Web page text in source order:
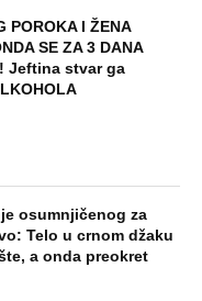
POROKA I ŽENA
SE ZA 3 DANA
Jeftina stvar ga
osumnjičenog za
Telo u crnom džaku
a onda preokret